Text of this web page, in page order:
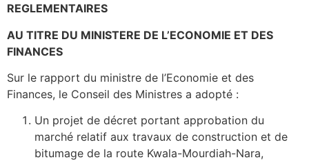
REGLEMENTAIRES
AU TITRE DU MINISTERE DE L’ECONOMIE ET DES
FINANCES
Sur le rapport du ministre de l’Economie et des
Finances, le Conseil des Ministres a adopté :
Un projet de décret portant approbation du
marché relatif aux travaux de construction et de
bitumage de la route Kwala-Mourdiah-Nara,